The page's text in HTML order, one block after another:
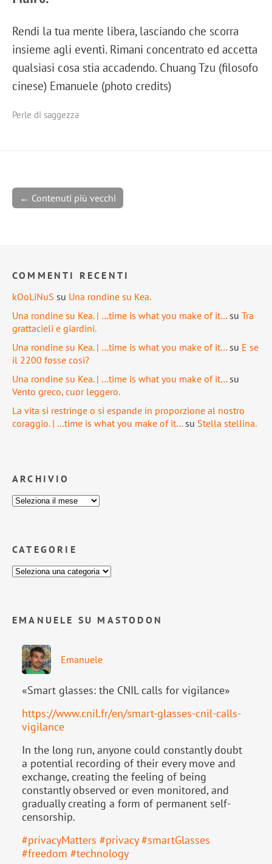
Rendi la tua mente libera, lasciando che scorra
insieme agli eventi. Rimani concentrato ed accetta
qualsiasi cosa stia accadendo. Chuang Tzu (filosofo
cinese) Emanuele (photo credits)
Perle di saggezza
← Contenuti più vecchi
COMMENTI RECENTI
kOoLiNuS su Una rondine su Kea.
Una rondine su Kea. | …time is what you make of it… su Tra
grattacieli e giardini.
Una rondine su Kea. | …time is what you make of it… su E se
il 2200 fosse così?
Una rondine su Kea. | …time is what you make of it… su
Vento greco, cuor leggero.
La vita si restringe o si espande in proporzione al nostro
coraggio. | …time is what you make of it… su Stella stellina.
ARCHIVIO
CATEGORIE
EMANUELE SU MASTODON
Emanuele
«Smart glasses: the CNIL calls for vigilance»
https://www.cnil.fr/en/smart-glasses-cnil-calls-
vigilance
In the long run, anyone could constantly doubt
a potential recording of their every move and
exchange, creating the feeling of being
constantly observed or even monitored, and
gradually creating a form of permanent self-
censorship.
#privacyMatters #privacy #smartGlasses
#freedom #technology